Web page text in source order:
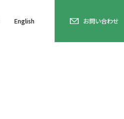
English お問い合わせ